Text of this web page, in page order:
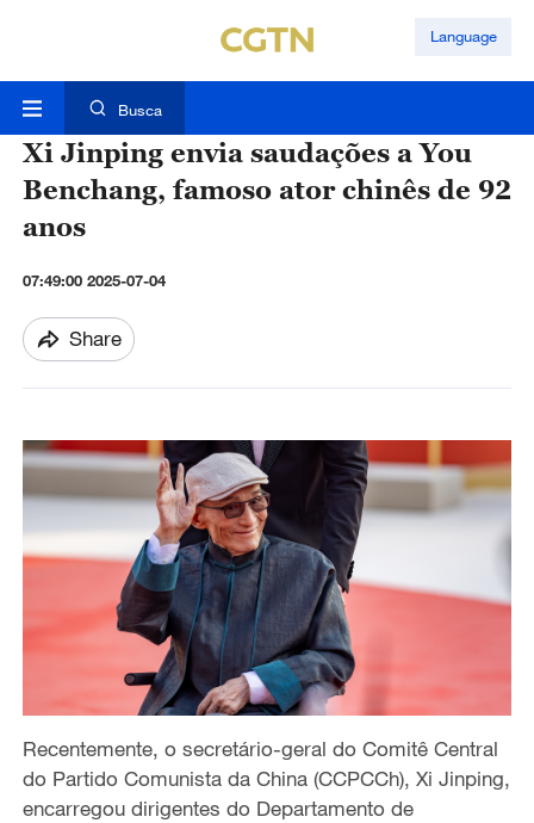
Language
Busca
Xi Jinping envia saudações a You
Benchang, famoso ator chinês de 92
anos
07:49:00 2025-07-04
Share
Recentemente, o secretário-geral do Comitê Central
do Partido Comunista da China (CCPCCh), Xi Jinping,
encarregou dirigentes do Departamento de